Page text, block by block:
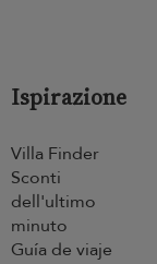
Ispirazione
Villa Finder
Sconti
dell'ultimo
minuto
Guía de viaje